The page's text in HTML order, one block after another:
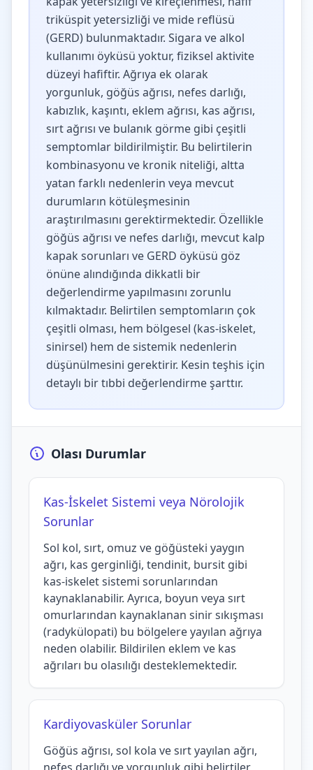
triküspit yetersizliği ve mide reflüsü
(GERD) bulunmaktadır. Sigara ve alkol
kullanımı öyküsü yoktur, fiziksel aktivite
düzeyi hafiftir. Ağrıya ek olarak
yorgunluk, göğüs ağrısı, nefes darlığı,
kabızlık, kaşıntı, eklem ağrısı, kas ağrısı,
sırt ağrısı ve bulanık görme gibi çeşitli
semptomlar bildirilmiştir. Bu belirtilerin
kombinasyonu ve kronik niteliği, altta
yatan farklı nedenlerin veya mevcut
durumların kötüleşmesinin
araştırılmasını gerektirmektedir. Özellikle
göğüs ağrısı ve nefes darlığı, mevcut kalp
kapak sorunları ve GERD öyküsü göz
önüne alındığında dikkatli bir
değerlendirme yapılmasını zorunlu
kılmaktadır. Belirtilen semptomların çok
çeşitli olması, hem bölgesel (kas-iskelet,
sinirsel) hem de sistemik nedenlerin
düşünülmesini gerektirir. Kesin teşhis için
detaylı bir tıbbi değerlendirme şarttır.
Olası Durumlar
Kas-İskelet Sistemi veya Nörolojik
Sorunlar
Sol kol, sırt, omuz ve göğüsteki yaygın
ağrı, kas gerginliği, tendinit, bursit gibi
kas-iskelet sistemi sorunlarından
kaynaklanabilir. Ayrıca, boyun veya sırt
omurlarından kaynaklanan sinir sıkışması
(radykülopati) bu bölgelere yayılan ağrıya
neden olabilir. Bildirilen eklem ve kas
ağrıları bu olasılığı desteklemektedir.
Kardiyovasküler Sorunlar
Göğüs ağrısı, sol kola ve sırt yayılan ağrı,